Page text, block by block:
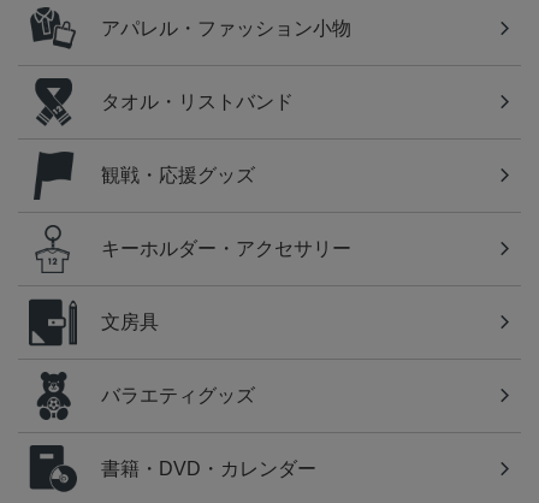
アパレル・ファッション小物
タオル・リストバンド
観戦・応援グッズ
キーホルダー・アクセサリー
文房具
バラエティグッズ
書籍・DVD・カレンダー